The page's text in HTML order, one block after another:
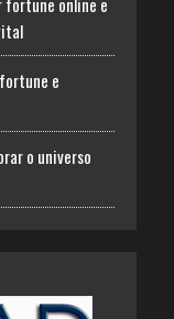
e
o universo